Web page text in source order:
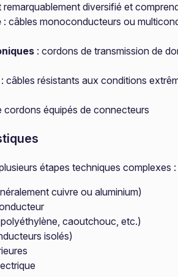
diversifié et
: câbles monoconducteurs ou
: cordons de transmission de
: câbles résistants aux conditions
cordons équipés de connecteurs
étapes techniques complexes :
cuivre ou aluminium)
polyéthylène, caoutchouc, etc.)
isolés)